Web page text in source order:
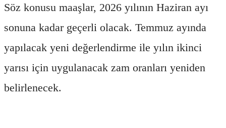
Söz konusu maaşlar, 2026 yılının Haziran ayı
sonuna kadar geçerli olacak. Temmuz ayında
yapılacak yeni değerlendirme ile yılın ikinci
yarısı için uygulanacak zam oranları yeniden
belirlenecek.